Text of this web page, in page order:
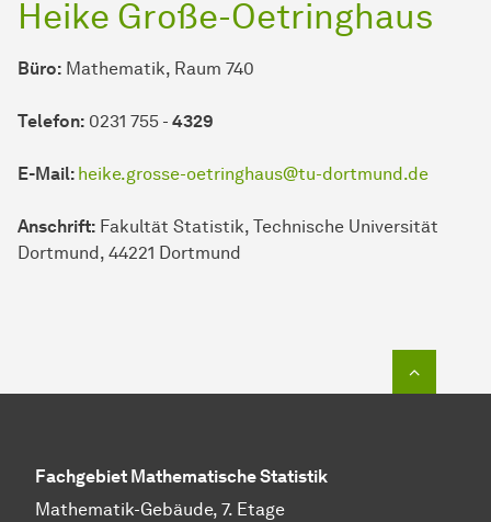
Heike Große-Oetringhaus
Büro: Mathematik, Raum 740
Telefon: 0231 755 - 4329
E-Mail: heike.grosse-oetringhaus@tu-dortmund.de
Anschrift: Fakultät Statistik, Technische Universität
Dortmund, 44221 Dortmund
Fachgebiet Mathematische Statistik
Mathematik-Gebäude, 7. Etage